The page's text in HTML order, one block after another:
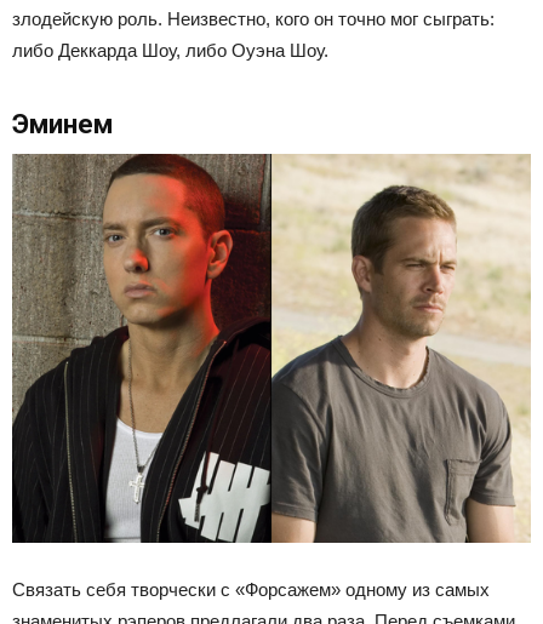
злодейскую роль. Неизвестно, кого он точно мог сыграть:
либо Деккарда Шоу, либо Оуэна Шоу.
Эминем
Связать себя творчески с «Форсажем» одному из самых